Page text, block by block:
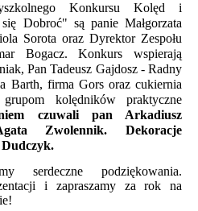
Konkursu Kolęd i
Dobroć" są panie Małgorzata
Sorota oraz Dyrektor Zespołu
Bogacz. Konkurs wspierają
Pan Tadeusz Gajdosz - Radny
Barth, firma Gors oraz cukiernia
kolędników praktyczne
czuwali pan Arkadiusz
Zwolennik. Dekoracje
Dudczyk.
serdeczne podziękowania.
ji i zapraszamy za rok na